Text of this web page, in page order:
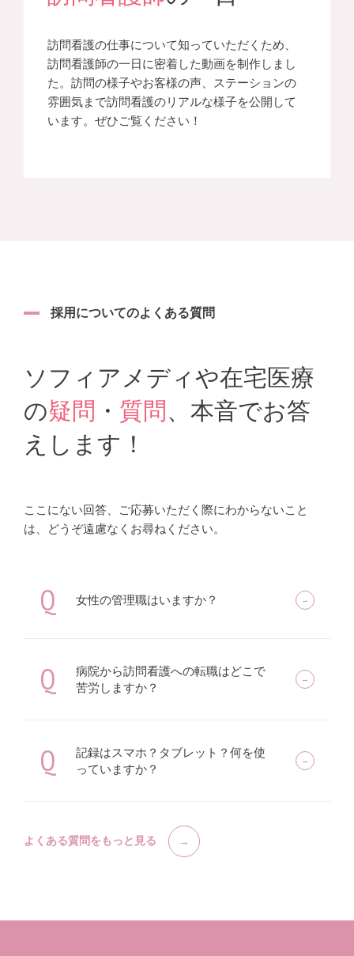
訪問看護の仕事について知っていただくため、
訪問看護師の一日に密着した動画を制作しまし
た。訪問の様子やお客様の声、ステーションの
雰囲気まで訪問看護のリアルな様子を公開して
います。ぜひご覧ください！
採用についてのよくある質問
ソフィアメディや在宅医療
の疑問 ・ 質問 、本音でお答
えします！
ここにない回答、ご応募いただく際にわからないこと
は、どうぞ遠慮なくお尋ねください。
Q 女性の管理職はいますか？
Q
病院から訪問看護への転職はどこで
苦労しますか？
Q
記録はスマホ？タブレット？何を使
っていますか？
よくある質問をもっと見る